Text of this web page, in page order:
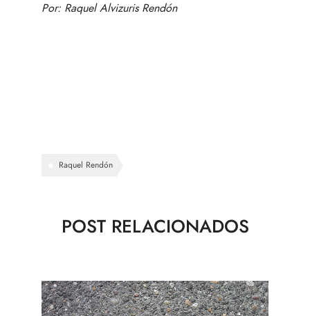
Por: Raquel Alvizuris Rendón
Raquel Rendón
POST RELACIONADOS